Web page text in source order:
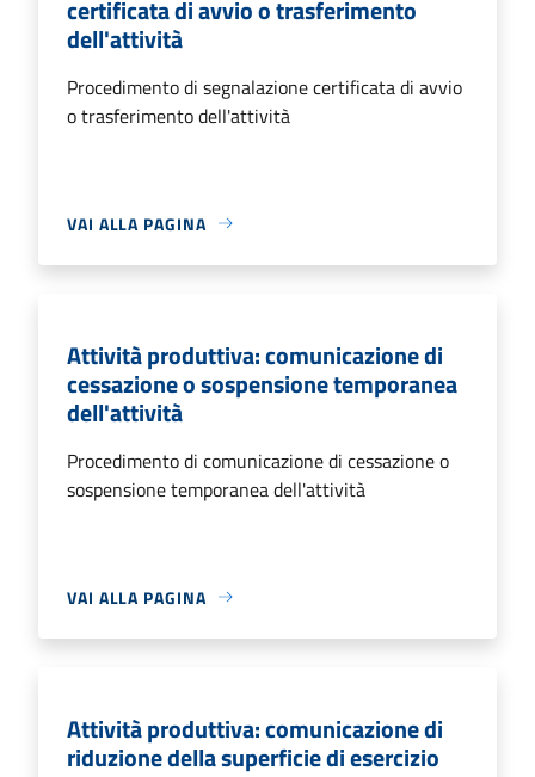
certificata di avvio o trasferimento
dell'attività
Procedimento di segnalazione certificata di avvio
o trasferimento dell'attività
VAI ALLA PAGINA
Attività produttiva: comunicazione di
cessazione o sospensione temporanea
dell'attività
Procedimento di comunicazione di cessazione o
sospensione temporanea dell'attività
VAI ALLA PAGINA
Attività produttiva: comunicazione di
riduzione della superficie di esercizio